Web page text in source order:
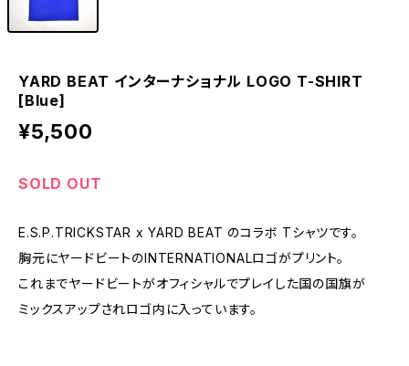
YARD BEAT インターナショナル LOGO T-SHIRT
[Blue]
¥5,500
SOLD OUT
E.S.P.TRICKSTAR x YARD BEAT のコラボ Tシャツです。
胸元にヤードビートのINTERNATIONALロゴがプリント。
これまでヤードビートがオフィシャルでプレイした国の国旗が
ミックスアップされロゴ内に入っています。